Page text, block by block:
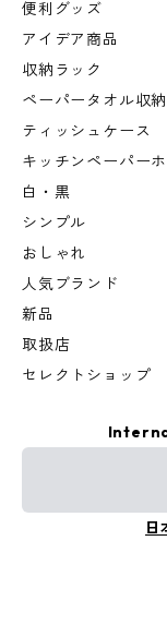
便利グッズ
アイデア商品
収納ラック
ペーパータオル収
ティッシュケース
キッチンペーパー
白・黒
シンプル
おしゃれ
人気ブランド
新品
取扱店
セレクトショップ
日